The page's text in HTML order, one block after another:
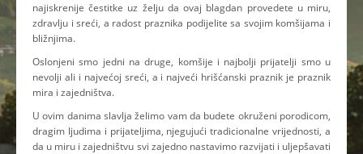
najiskrenije čestitke uz želju da ovaj blagdan provedete u miru,
zdravlju i sreći, a radost praznika podijelite sa svojim komšijama i
bližnjima.
Oslonjeni smo jedni na druge, komšije i najbolji prijatelji smo u
nevolji ali i najvećoj sreći, a i najveći hrišćanski praznik je praznik
mira i zajedništva.
U ovim danima slavlja želimo vam da budete okruženi porodicom,
dragim ljudima i prijateljima, njegujući tradicionalne vrijednosti, a
da u miru i zajedništvu svi zajedno nastavimo razvijati i uljepšavati